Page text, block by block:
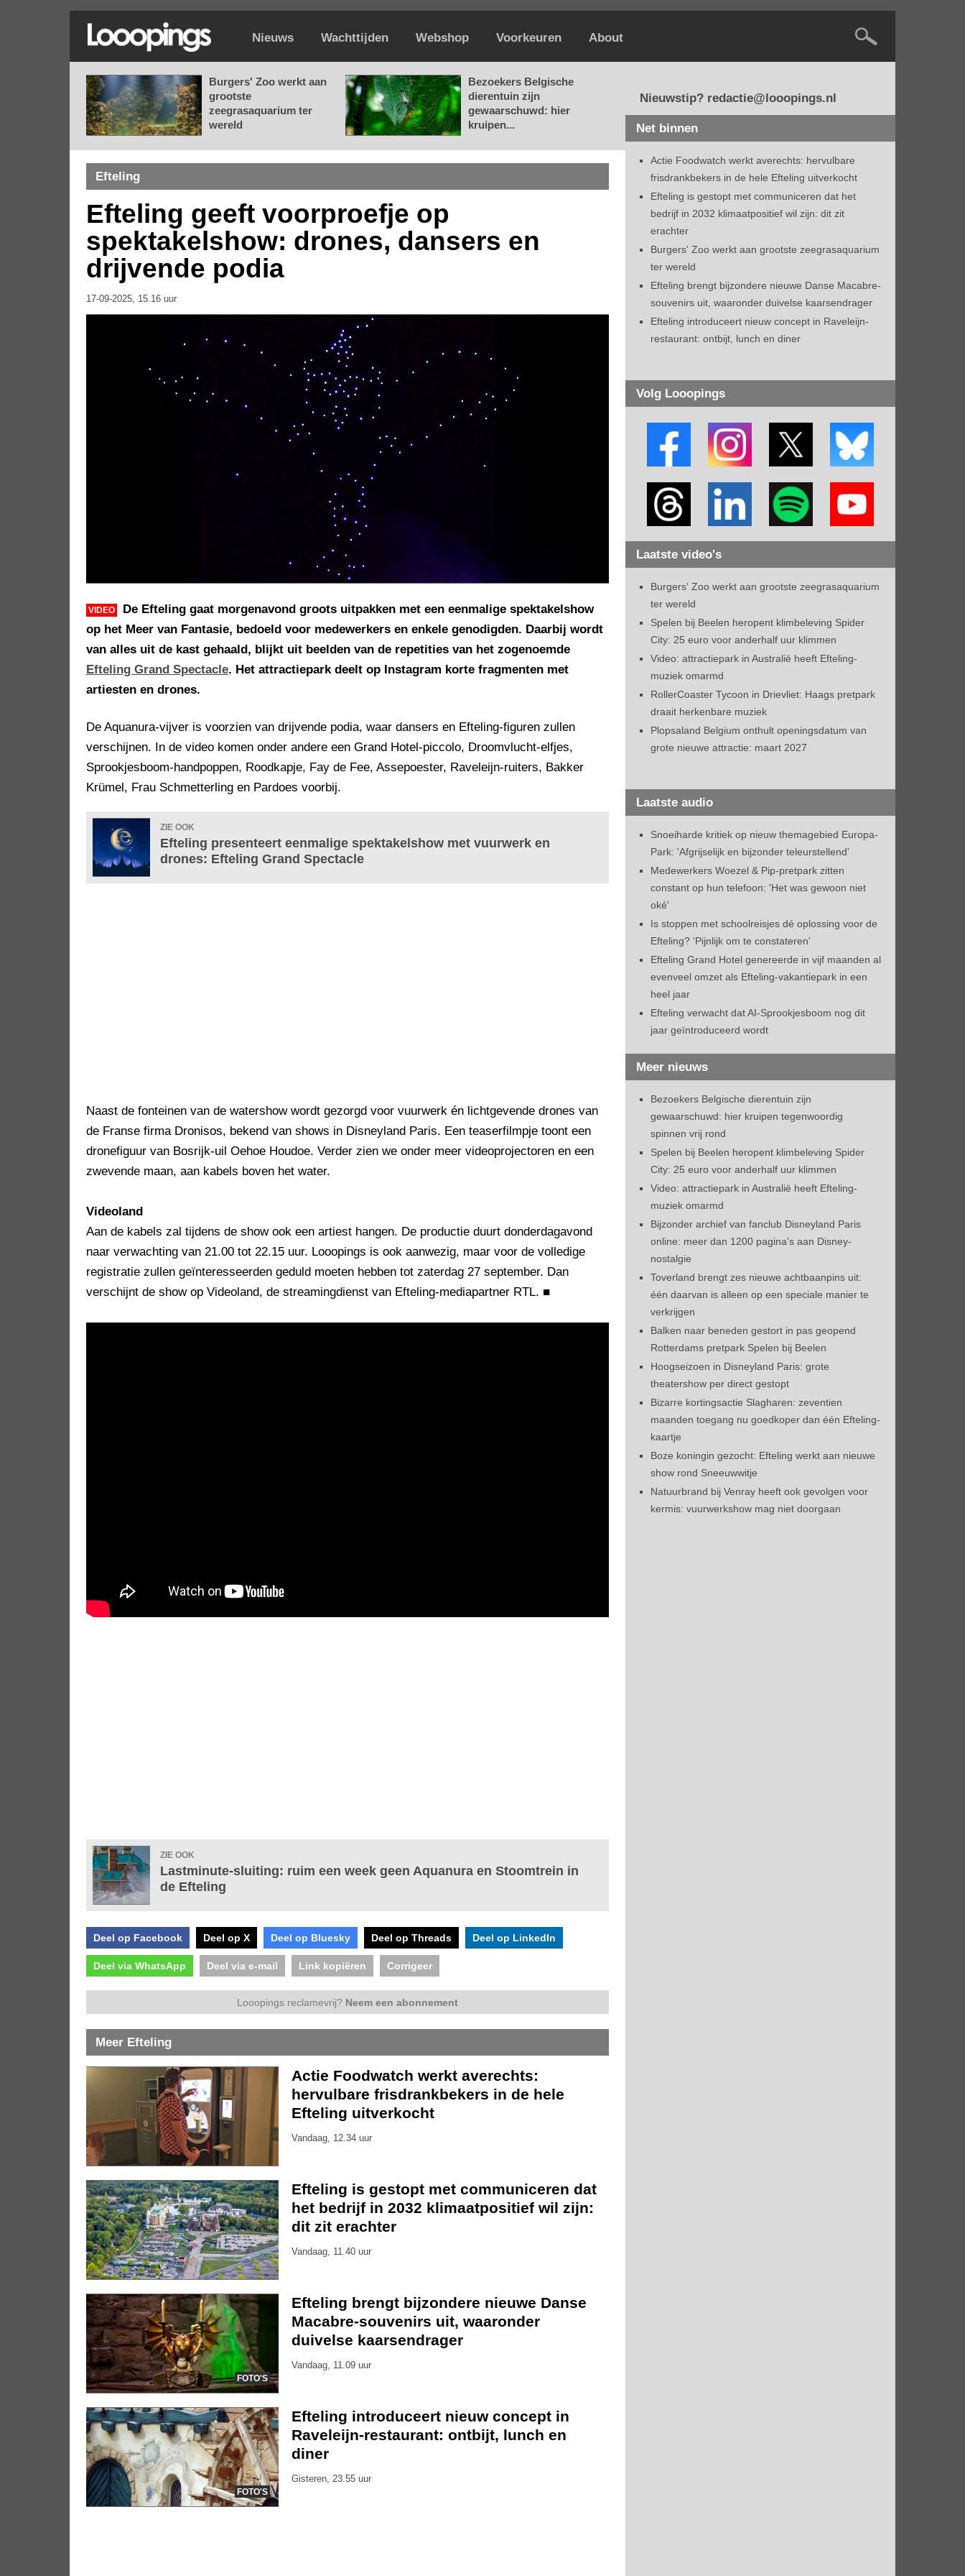
Nieuws Wachttijden Webshop Voorkeuren About
Burgers' Zoo werkt aan
grootste
zeegrasaquarium ter
wereld
Bezoekers Belgische
dierentuin zijn
gewaarschuwd: hier
kruipen...
Efteling
Efteling geeft voorproefje op
spektakelshow: drones, dansers en
drijvende podia
17-09-2025, 15.16 uur
VIDEO
De Efteling gaat morgenavond groots uitpakken met een eenmalige spektakelshow
op het Meer van Fantasie, bedoeld voor medewerkers en enkele genodigden. Daarbij wordt
van alles uit de kast gehaald, blijkt uit beelden van de repetities van het zogenoemde
Efteling Grand Spectacle. Het attractiepark deelt op Instagram korte fragmenten met
artiesten en drones.
De Aquanura-vijver is voorzien van drijvende podia, waar dansers en Efteling-figuren zullen
verschijnen. In de video komen onder andere een Grand Hotel-piccolo, Droomvlucht-elfjes,
Sprookjesboom-handpoppen, Roodkapje, Fay de Fee, Assepoester, Raveleijn-ruiters, Bakker
Krümel, Frau Schmetterling en Pardoes voorbij.
ZIE OOK
Efteling presenteert eenmalige spektakelshow met vuurwerk en
drones: Efteling Grand Spectacle
Naast de fonteinen van de watershow wordt gezorgd voor vuurwerk én lichtgevende drones van
de Franse firma Dronisos, bekend van shows in Disneyland Paris. Een teaserfilmpje toont een
dronefiguur van Bosrijk-uil Oehoe Houdoe. Verder zien we onder meer videoprojectoren en een
zwevende maan, aan kabels boven het water.
Videoland
Aan de kabels zal tijdens de show ook een artiest hangen. De productie duurt donderdagavond
naar verwachting van 21.00 tot 22.15 uur. Looopings is ook aanwezig, maar voor de volledige
registratie zullen geïnteresseerden geduld moeten hebben tot zaterdag 27 september. Dan
verschijnt de show op Videoland, de streamingdienst van Efteling-mediapartner RTL. ■
ZIE OOK
Lastminute-sluiting: ruim een week geen Aquanura en Stoomtrein in
de Efteling
Deel op Facebook Deel op X Deel op Bluesky Deel op Threads Deel op LinkedIn
Deel via WhatsApp Deel via e-mail Link kopiëren Corrigeer
Looopings reclamevrij? Neem een abonnement
Meer Efteling
Actie Foodwatch werkt averechts:
hervulbare frisdrankbekers in de hele
Efteling uitverkocht
Vandaag, 12.34 uur
Efteling is gestopt met communiceren dat
het bedrijf in 2032 klimaatpositief wil zijn:
dit zit erachter
Vandaag, 11.40 uur
FOTO'S
Efteling brengt bijzondere nieuwe Danse
Macabre-souvenirs uit, waaronder
duivelse kaarsendrager
Vandaag, 11.09 uur
FOTO'S
Efteling introduceert nieuw concept in
Raveleijn-restaurant: ontbijt, lunch en
diner
Gisteren, 23.55 uur
Nieuwstip? redactie@looopings.nl
Net binnen
Actie Foodwatch werkt averechts: hervulbare
frisdrankbekers in de hele Efteling uitverkocht
Efteling is gestopt met communiceren dat het
bedrijf in 2032 klimaatpositief wil zijn: dit zit
erachter
Burgers' Zoo werkt aan grootste zeegrasaquarium
ter wereld
Efteling brengt bijzondere nieuwe Danse Macabre-
souvenirs uit, waaronder duivelse kaarsendrager
Efteling introduceert nieuw concept in Raveleijn-
restaurant: ontbijt, lunch en diner
Volg Looopings
Laatste video's
Burgers' Zoo werkt aan grootste zeegrasaquarium
ter wereld
Spelen bij Beelen heropent klimbeleving Spider
City: 25 euro voor anderhalf uur klimmen
Video: attractiepark in Australië heeft Efteling-
muziek omarmd
RollerCoaster Tycoon in Drievliet: Haags pretpark
draait herkenbare muziek
Plopsaland Belgium onthult openingsdatum van
grote nieuwe attractie: maart 2027
Laatste audio
Snoeiharde kritiek op nieuw themagebied Europa-
Park: 'Afgrijselijk en bijzonder teleurstellend'
Medewerkers Woezel & Pip-pretpark zitten
constant op hun telefoon: 'Het was gewoon niet
oké'
Is stoppen met schoolreisjes dé oplossing voor de
Efteling? 'Pijnlijk om te constateren'
Efteling Grand Hotel genereerde in vijf maanden al
evenveel omzet als Efteling-vakantiepark in een
heel jaar
Efteling verwacht dat AI-Sprookjesboom nog dit
jaar geïntroduceerd wordt
Meer nieuws
Bezoekers Belgische dierentuin zijn
gewaarschuwd: hier kruipen tegenwoordig
spinnen vrij rond
Spelen bij Beelen heropent klimbeleving Spider
City: 25 euro voor anderhalf uur klimmen
Video: attractiepark in Australië heeft Efteling-
muziek omarmd
Bijzonder archief van fanclub Disneyland Paris
online: meer dan 1200 pagina's aan Disney-
nostalgie
Toverland brengt zes nieuwe achtbaanpins uit:
één daarvan is alleen op een speciale manier te
verkrijgen
Balken naar beneden gestort in pas geopend
Rotterdams pretpark Spelen bij Beelen
Hoogseizoen in Disneyland Paris: grote
theatershow per direct gestopt
Bizarre kortingsactie Slagharen: zeventien
maanden toegang nu goedkoper dan één Efteling-
kaartje
Boze koningin gezocht: Efteling werkt aan nieuwe
show rond Sneeuwwitje
Natuurbrand bij Venray heeft ook gevolgen voor
kermis: vuurwerkshow mag niet doorgaan